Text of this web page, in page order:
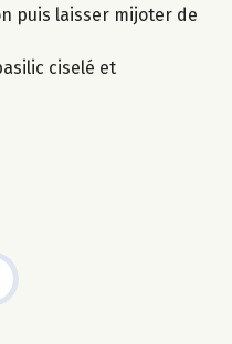
puis laisser mijoter de
ciselé et